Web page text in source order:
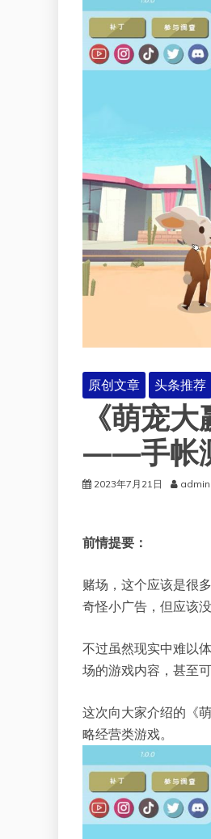
原创文章 头条推荐
《萌宠
——手帐
2023年7月21日 admin
前情提要：
赌场，这个应该是很
奇怪小广告，但应该
不过虽然现实中难以
场的游戏内容，甚至
这次向大家介绍的《
略经营类游戏。